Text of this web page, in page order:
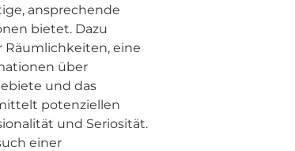
ansprechende
bietet. Dazu
Räumlichkeiten, eine
über
und das
potenziellen
und Seriosität.
einer